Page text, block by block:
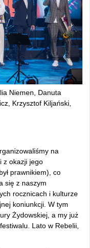
Niemen, Danuta
Krzysztof Kiljański,
na
z okazji jego
prawnikiem), co
się z naszym
rocznicach i kulturze
koniunkcji. W tym
Żydowskiej, a my już
Lato w Rebelii,